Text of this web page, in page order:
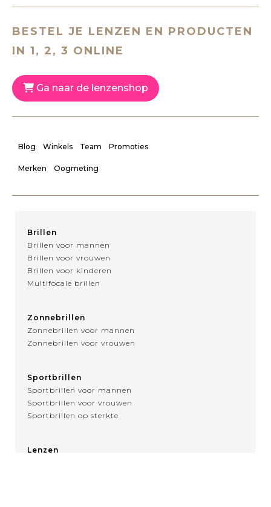
BESTEL JE LENZEN EN PRODUCTEN
IN 1, 2, 3 ONLINE
Ga naar de lenzenshop
Blog Winkels Team Promoties
Merken Oogmeting
Brillen
Brillen voor mannen
Brillen voor vrouwen
Brillen voor kinderen
Multifocale brillen
Zonnebrillen
Zonnebrillen voor mannen
Zonnebrillen voor vrouwen
Sportbrillen
Sportbrillen voor mannen
Sportbrillen voor vrouwen
Sportbrillen op sterkte
Lenzen